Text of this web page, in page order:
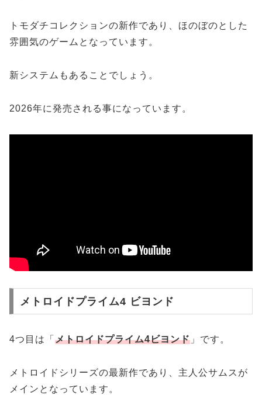
トモダチコレクションの新作であり、ほのぼのとした
雰囲気のゲームとなっています。
新システムもあることでしょう。
2026年に発売される事になっています。
メトロイドプライム4 ビヨンド
4つ目は「 メトロイドプライム4ビヨンド 」です。
メトロイドシリーズの最新作であり、主人公サムスが
メインとなっています。